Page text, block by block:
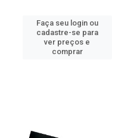
Faça seu login ou
cadastre-se para
ver preços e
comprar